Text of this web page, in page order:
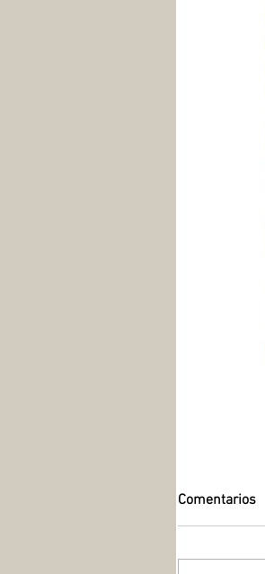
Comentarios